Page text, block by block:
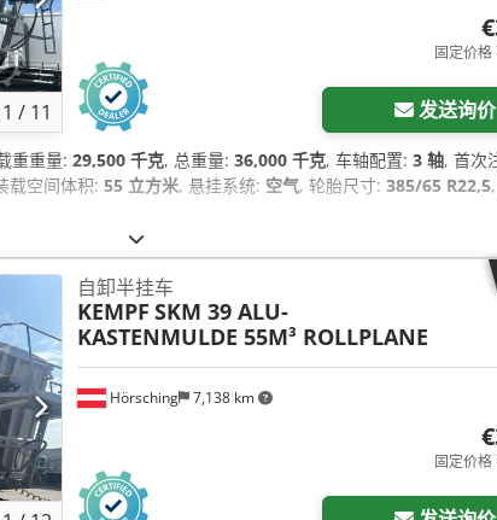
1 / 11
固定价格
发送询价
重重量: 29,500 千克, 总重量: 36,000 千克, 车轴配置: 3 轴, 首次
载空间体积: 55 立方米, 悬挂系统: 空气, 轮胎尺寸: 385/65 R22,5
Hörsching 7,138 km
自卸半挂车
KEMPF SKM 39 ALU-
KASTENMULDE 55M³ ROLLPLANE
固定价格